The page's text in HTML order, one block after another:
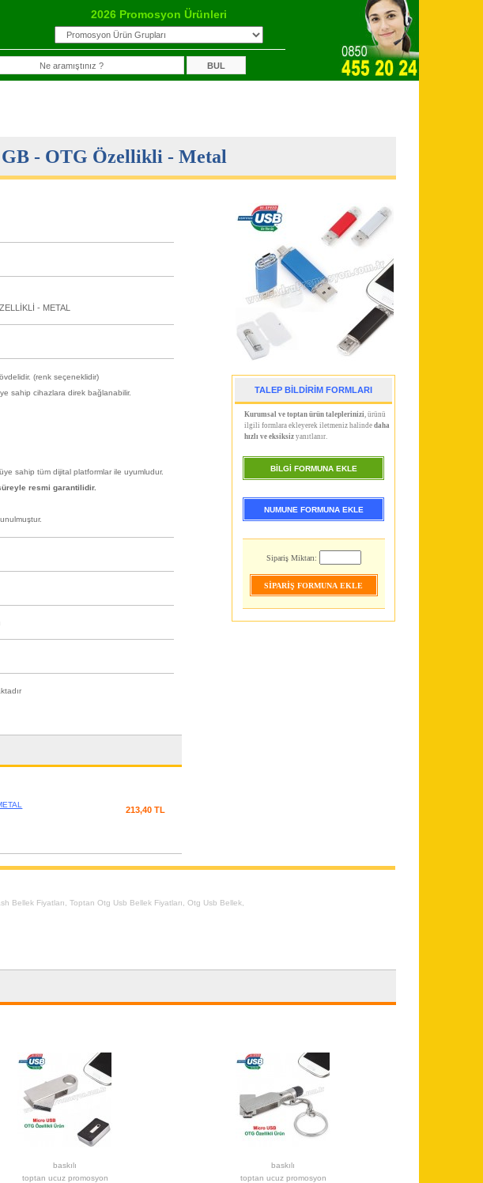
2026 Promosyon Ürünleri
- OTG Özellikli - Metal
- METAL
(renk seçeneklidir)
sahip cihazlara direk bağlanabilir.
sahip tüm dijital platformlar ile uyumludur.
resmi garantilidir.
213,40 TL
TALEP BİLDİRİM FORMLARI
Kurumsal ve toptan ürün taleplerinizi , ürünü
ilgili formlara ekleyerek iletmeniz halindedaha
hızlı ve eksiksiz yanıtlanır.
BİLGİ FORMUNA EKLE
NUMUNE FORMUNA EKLE
Sipariş Miktarı:
Bellek Fiyatları ,Toptan Otg Usb Bellek Fiyatları ,Otg Usb Bellek
baskılı
toptan ucuz promosyon
baskılı
toptan ucuz promosyon